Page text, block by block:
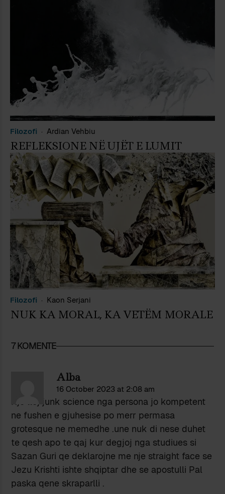
Filozofi Ardian Vehbiu
REFLEKSIONE NË UJËT E LUMIT
Filozofi Kaon Serjani
NUK KA MORAL, KA VETËM MORALE
7 KOMENTE
Alba
16 October 2023 at 2:08 am
Kjo lloj junk science nga persona jo kompetent
ne fushen e gjuhesise po merr permasa
grotesque ne memedhe .une nuk di nese duhet
te qesh apo te qaj kur degjoj nga studiues si
Sazan Guri qe deklarojne me nje straight face se
Jezu Krishti ishte shqiptar dhe se apostulli Pal
paska qene skraparlli .